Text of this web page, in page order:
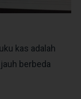
kas adalah
berbeda